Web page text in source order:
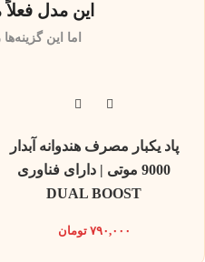
این مدل
اما این
پاد یکبار مصرف هندوانه آبدار
9000 موتی | دارای فناوری
DUAL BOOST
۷۹۰,۰۰۰ تومان